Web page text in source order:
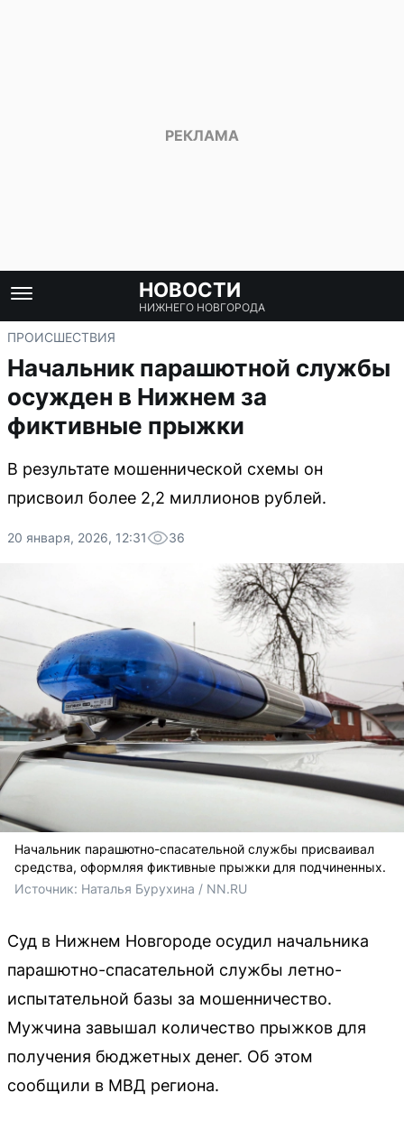
НОВОСТИ
НИЖНЕГО НОВГОРОДА
ПРОИСШЕСТВИЯ
Начальник парашютной службы
осужден в Нижнем за
фиктивные прыжки
В результате мошеннической схемы он
присвоил более 2,2 миллионов рублей.
20 января, 2026, 12:31 36
Начальник парашютно-спасательной службы присваивал
средства, оформляя фиктивные прыжки для подчиненных.
Источник: Наталья Бурухина / NN.RU
Суд в Нижнем Новгороде осудил начальника
парашютно-спасательной службы летно-
испытательной базы за мошенничество.
Мужчина завышал количество прыжков для
получения бюджетных денег. Об этом
сообщили в МВД региона.